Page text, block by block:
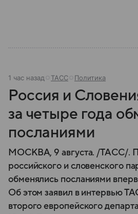
1 час назад ТАСС Политика
Россия и
за четыре года
посланиями
МОСКВА, 9 августа. /ТАСС/.
российского и словенского
обменялись посланиями
Об этом заявил в интервью
второго европейского